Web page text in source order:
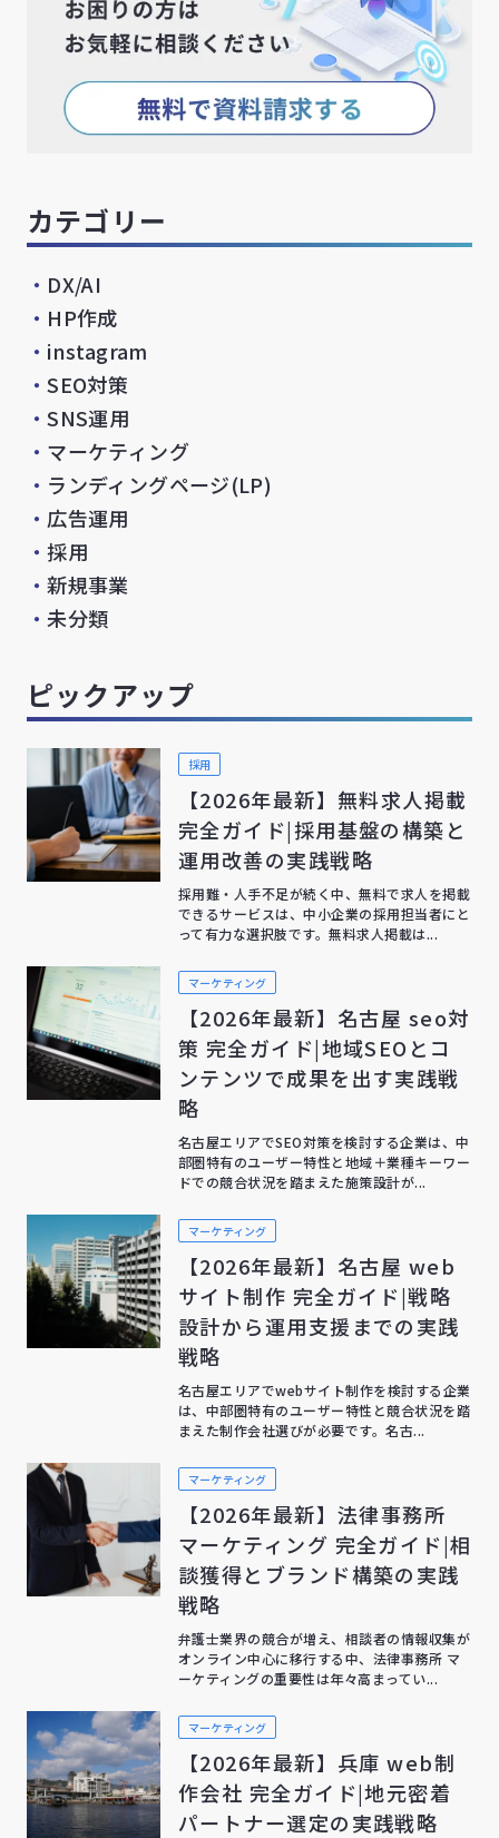
カテゴリー
・ DX/AI
・ HP作成
・ instagram
・SEO対策
・SNS運用
・ マーケティング
・ ランディングページ(LP)
・ 広告運用
・採用
・新規事業
・未分類
ピックアップ
採用
【2026年最新】無料求人掲載
完全ガイド|採用基盤の構築と
運用改善の実践戦略
採用難・人手不足が続く中、無料で求人を掲載
できるサービスは、中小企業の採用担当者にと
って有力な選択肢です。無料求人掲載は...
マーケティング
【2026年最新】名古屋 seo対
策 完全ガイド|地域SEOとコ
ンテンツで成果を出す実践戦
略
名古屋エリアでSEO対策を検討する企業は、中
部圏特有のユーザー特性と地域＋業種キーワー
ドでの競合状況を踏まえた施策設計が...
マーケティング
【2026年最新】名古屋 web
サイト制作 完全ガイド|戦略
設計から運用支援までの実践
戦略
名古屋エリアでwebサイト制作を検討する企業
は、中部圏特有のユーザー特性と競合状況を踏
まえた制作会社選びが必要です。名古...
マーケティング
【2026年最新】法律事務所
マーケティング 完全ガイド|相
談獲得とブランド構築の実践
戦略
弁護士業界の競合が増え、相談者の情報収集が
オンライン中心に移行する中、法律事務所 マ
ーケティングの重要性は年々高まってい...
マーケティング
【2026年最新】兵庫 web制
作会社 完全ガイド|地元密着
パートナー選定の実践戦略